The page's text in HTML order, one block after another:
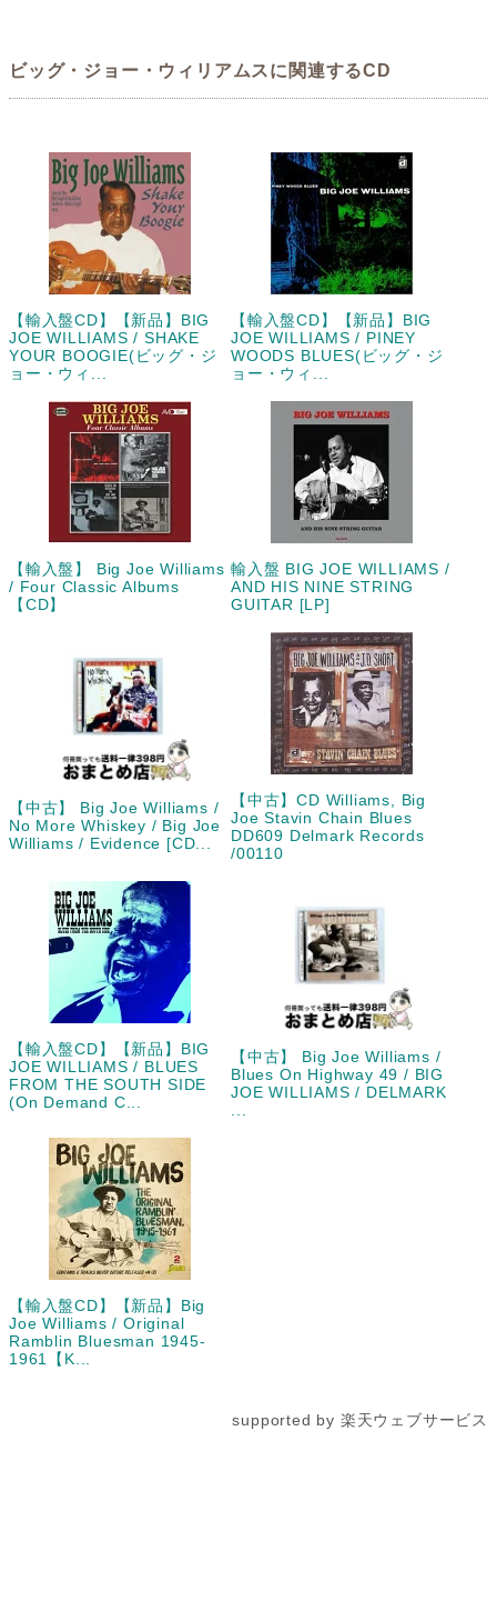
ビッグ・ジョー・ウィリアムスに関連するCD
【輸入盤CD】【新品】BIG
JOE WILLIAMS / SHAKE
YOUR BOOGIE(ビッグ・ジ
ョー・ウィ...
【輸入盤CD】【新品】BIG
JOE WILLIAMS / PINEY
WOODS BLUES(ビッグ・ジ
ョー・ウィ...
【輸入盤】 Big Joe Williams
/ Four Classic Albums
【CD】
輸入盤 BIG JOE WILLIAMS /
AND HIS NINE STRING
GUITAR [LP]
【中古】 Big Joe Williams /
No More Whiskey / Big Joe
Williams / Evidence [CD...
【中古】CD Williams, Big
Joe Stavin Chain Blues
DD609 Delmark Records
/00110
【輸入盤CD】【新品】BIG
JOE WILLIAMS / BLUES
FROM THE SOUTH SIDE
(On Demand C...
【中古】 Big Joe Williams /
Blues On Highway 49 / BIG
JOE WILLIAMS / DELMARK
【輸入盤CD】【新品】Big
Joe Williams / Original
Ramblin Bluesman 1945-
1961【K...
supported by 楽天ウェブサービス